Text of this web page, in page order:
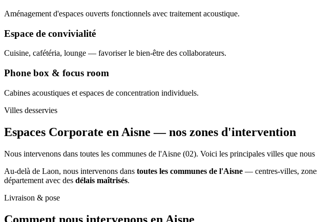
Aménagement d'espaces ouverts fonctionnels avec traitement acoustique.
Espace de convivialité
Cuisine, cafétéria, lounge — favoriser le bien-être des collaborateurs.
Phone box & focus room
Cabines acoustiques et espaces de concentration individuels.
Villes desservies
Espaces Corporate en Aisne —nos zones d'intervention
Nous intervenons dans toutes les communes de l'Aisne (02). Voici les principales villes que nous
Au-delà de Laon, nous intervenons dans toutes les communes de l'Aisne — centres-villes,
département avec des délais maîtrisés.
Livraison & pose
Comment nous intervenons en Aisne